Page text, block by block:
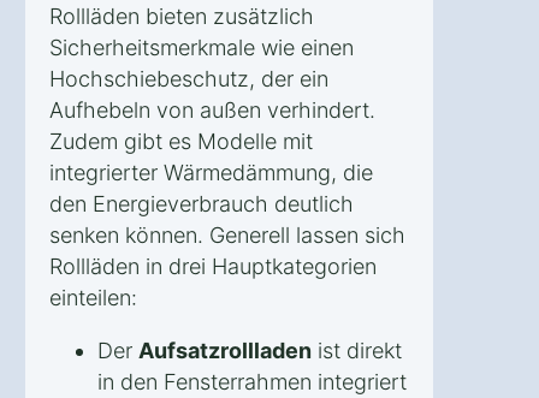
Rollläden bieten zusätzlich
Sicherheitsmerkmale wie einen
Hochschiebeschutz, der ein
Aufhebeln von außen verhindert.
Zudem gibt es Modelle mit
integrierter Wärmedämmung, die
den Energieverbrauch deutlich
senken können. Generell lassen sich
Rollläden in drei Hauptkategorien
einteilen:
Der Aufsatzrollladen ist direkt
in den Fensterrahmen integriert